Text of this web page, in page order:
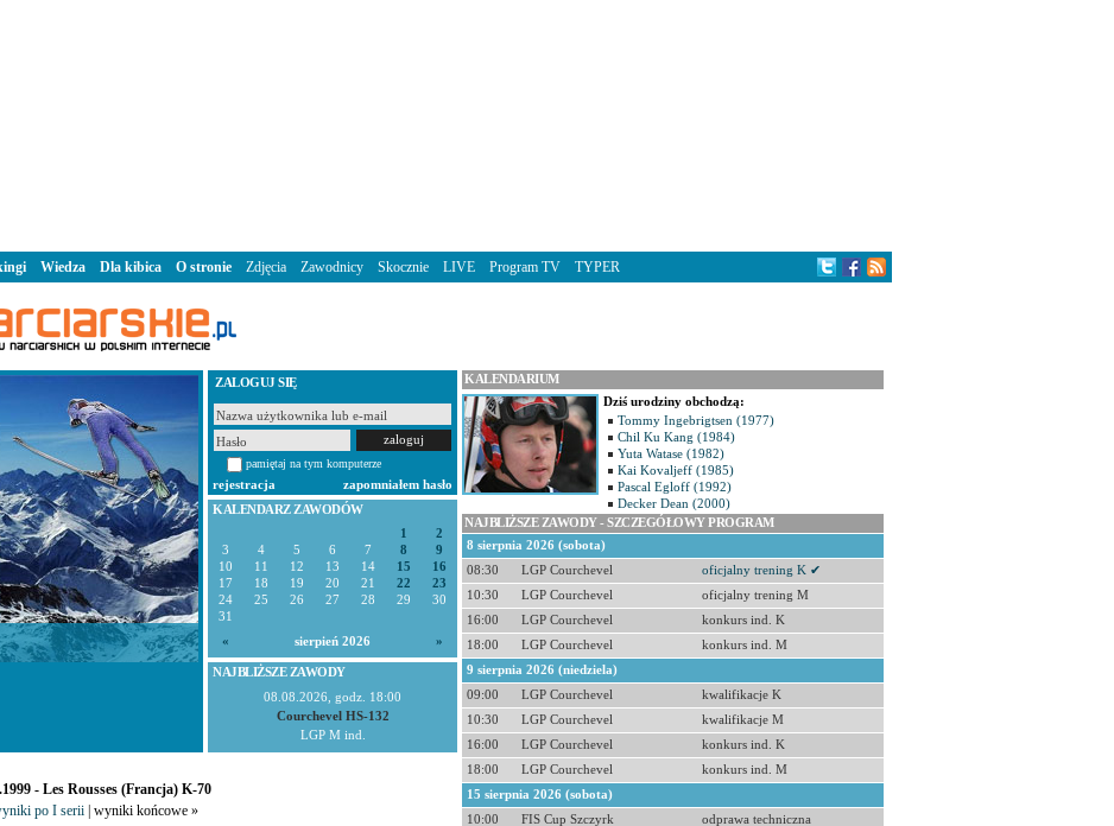
ZALOGUJ SIĘ
pamiętaj na tym komputerze
rejestracja
zapomniałem hasło
KALENDARZ ZAWODÓW
1
2
3
4 5 6 7 8
9
10
11 12 13 14 15
16
17
18 19 20 21 22
23
24
25 26 27 28 29
30
31
«
sierpień 2026 »
NAJBLIŻSZE ZAWODY
08.08.2026, godz. 18:00
Courchevel HS-132
LGP M ind.
- Les Rousses (Francja) K-70
po I serii| wyniki końcowe »
KALENDARIUM
Dziś urodziny obchodzą:
Tommy Ingebrigtsen (1977)
Chil Ku Kang (1984)
Yuta Watase (1982)
Kai Kovaljeff (1985)
Pascal Egloff (1992)
Decker Dean (2000)
NAJBLIŻSZE ZAWODY - SZCZEGÓŁOWY PROGRAM
8 sierpnia 2026 (sobota)
08:30
LGP Courchevel
oficjalny trening K ✔
10:30
LGP Courchevel
oficjalny trening M
16:00
LGP Courchevel
konkurs ind. K
18:00
LGP Courchevel
konkurs ind. M
9 sierpnia 2026 (niedziela)
09:00
LGP Courchevel
kwalifikacje K
10:30
LGP Courchevel
kwalifikacje M
16:00
LGP Courchevel
konkurs ind. K
18:00
LGP Courchevel
konkurs ind. M
15 sierpnia 2026 (sobota)
10:00
FIS Cup Szczyrk
odprawa techniczna
Wiedza Dla kibica O stronie Zdjęcia Zawodnicy Skocznie LIVE Program TV TYPER